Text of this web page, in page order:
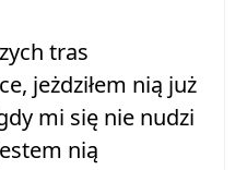
tras
jeżdziłem nią już
mi się nie nudzi
nią